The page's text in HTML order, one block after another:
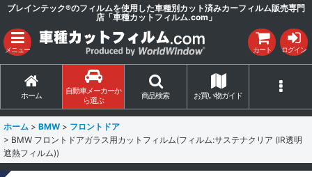
ブレインテック®のフィルムを使用した車種別カット済みカーフィルム販売専門
店「車種カットフィルム.com」
メニュー カート ログイン
ホーム
自動車メーカーか
ら選ぶ
商品検索 お買い物ガイド
ホーム > BMW > フロントドア
> BMW フロントドアガラス用カットフィルム(フィルム:サステナクリア (IR透明
遮熱フィルム))